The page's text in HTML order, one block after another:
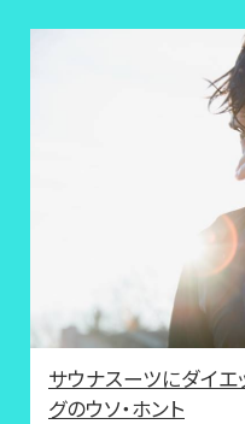
サウナスーツにダイエ
グのウソ・ホント